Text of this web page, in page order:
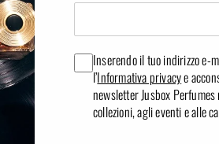
❯
Include:Suit of Lights
1,5 ml, Good Morning
Utilizza le mini vapo in
Inserendo il tuo indirizzo e-
l’Informativa privacye
newsletter Jusbox
collezioni, agli eventi e alle